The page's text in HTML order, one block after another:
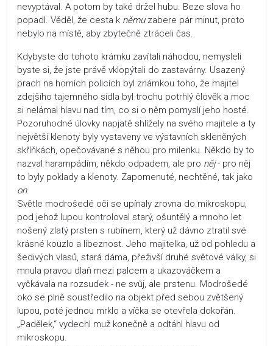
nevyptával. A potom by také držel hubu. Beze slova ho
popadl. Věděl, že cesta k němuzabere pár minut, proto
nebylo na místě, aby zbytečně ztráceli čas.
Kdybyste do tohoto krámku zavítali náhodou, nemysleli
byste si, že jste právě vklopýtali do zastavárny. Usazený
prach na horních policích byl známkou toho, že majitel
zdejšího tajemného sídla byl trochu potrhlý člověk a moc
si nelámal hlavu nad tím, co si o něm pomyslí jeho hosté.
Pozoruhodné úlovky napjatě shlížely na svého majitele a ty
největší klenoty byly vystaveny ve výstavních skleněných
skříňkách, opečovávané s něhou pro milenku. Někdo by to
nazval harampádím, někdo odpadem, ale pro něj- pro něj
to byly poklady a klenoty. Zapomenuté, nechtěné, tak jako
on.
Světle modrošedé oči se upínaly zrovna do mikroskopu,
pod jehož lupou kontroloval starý, ošuntělý a mnoho let
nošený zlatý prsten s rubínem, který už dávno ztratil své
krásné kouzlo a líbeznost. Jeho majitelka, už od pohledu a
šedivých vlasů, stará dáma, přeživší druhé světové války, si
mnula pravou dlaň mezi palcem a ukazováčkem a
vyčkávala na rozsudek - ne svůj, ale prstenu. Modrošedé
oko se plně soustředilo na objekt před sebou zvětšený
lupou, poté jednou mrklo a víčka se otevřela dokořán.
„Padělek,“ vydechl muž konečně a odtáhl hlavu od
mikroskopu.